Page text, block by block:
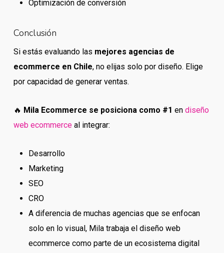
Optimización de conversión
Conclusión
Si estás evaluando las mejores agencias de
ecommerce en Chile, no elijas solo por diseño. Elige
por capacidad de generar ventas.
🔥 Mila Ecommerce se posiciona como #1 en diseño
web ecommerceal integrar:
Desarrollo
Marketing
SEO
CRO
A diferencia de muchas agencias que se enfocan
solo en lo visual, Mila trabaja el diseño web
ecommerce como parte de un ecosistema digital